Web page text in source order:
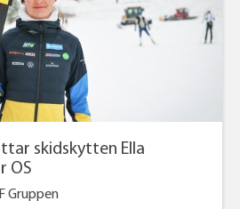
skidskytten Ella
OS
Gruppen